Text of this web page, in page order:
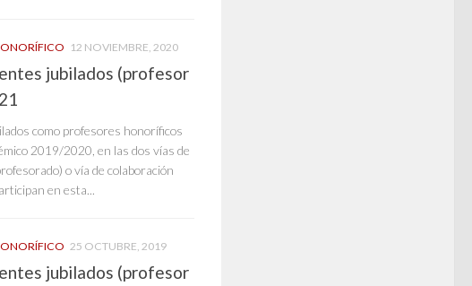
12 NOVIEMBRE, 2020
jubilados (profesor
como profesores honoríficos
2019/2020, en las dos vías de
o vía de colaboración
en esta...
25 OCTUBRE, 2019
jubilados (profesor